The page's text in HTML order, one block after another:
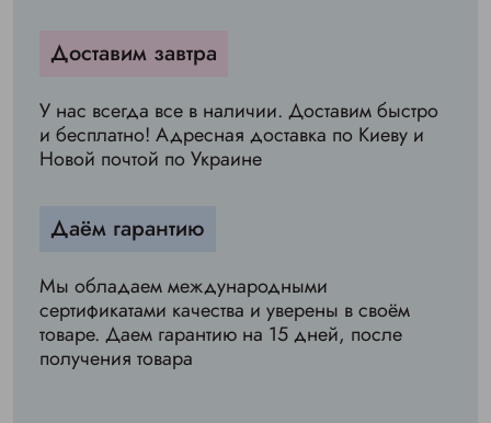
Доставим завтра
У нас всегда все в наличии. Доставим быстро
и бесплатно! Адресная доставка по Киеву и
Новой почтой по Украине
Даём гарантию
Мы обладаем международными
сертификатами качества и уверены в своём
товаре. Даем гарантию на 15 дней, после
получения товара